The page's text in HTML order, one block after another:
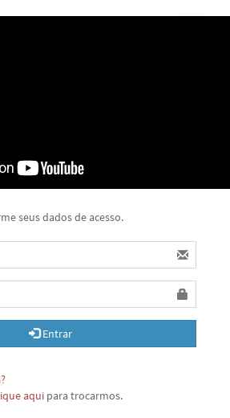
seus dados de acesso.
Entrar
aqui para trocarmos.